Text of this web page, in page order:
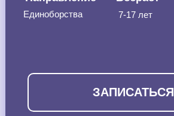
Единоборства 7-17 лет
ЗАПИСАТЬСЯ